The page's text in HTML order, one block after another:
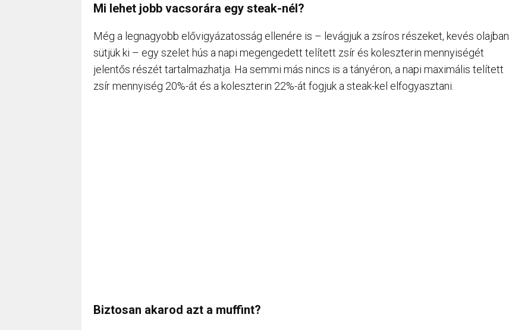
Mi lehet jobb vacsorára egy steak-nél?
Még a legnagyobb elővigyázatosság ellenére is – levágjuk a zsíros részeket, kevés olajban
sütjük ki – egy szelet hús a napi megengedett telített zsír és koleszterin mennyiségét
jelentős részét tartalmazhatja. Ha semmi más nincs is a tányéron, a napi maximális telített
zsír mennyiség 20%-át és a koleszterin 22%-át fogjuk a steak-kel elfogyasztani.
Biztosan akarod azt a muffint?